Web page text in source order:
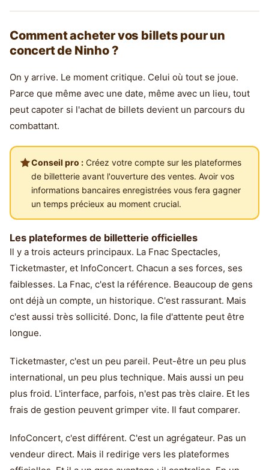
Comment acheter vos billets pour un
concert de Ninho ?
On y arrive. Le moment critique. Celui où tout se joue.
Parce que même avec une date, même avec un lieu, tout
peut capoter si l'achat de billets devient un parcours du
combattant.
Conseil pro :Créez votre compte sur les plateformes
de billetterie avant l'ouverture des ventes. Avoir vos
informations bancaires enregistrées vous fera gagner
un temps précieux au moment crucial.
Les plateformes de billetterie officielles
Il y a trois acteurs principaux. La Fnac Spectacles,
Ticketmaster, et InfoConcert. Chacun a ses forces, ses
faiblesses. La Fnac, c'est la référence. Beaucoup de gens
ont déjà un compte, un historique. C'est rassurant. Mais
c'est aussi très sollicité. Donc, la file d'attente peut être
longue.
Ticketmaster, c'est un peu pareil. Peut-être un peu plus
international, un peu plus technique. Mais aussi un peu
plus froid. L'interface, parfois, n'est pas très claire. Et les
frais de gestion peuvent grimper vite. Il faut comparer.
InfoConcert, c'est différent. C'est un agrégateur. Pas un
vendeur direct. Mais il redirige vers les plateformes